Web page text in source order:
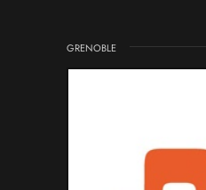
GRENOBLE